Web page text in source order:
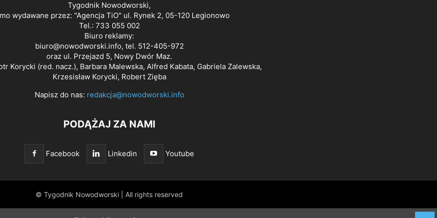
Tygodnik Nowodworski,
wydawane przez: "Agencja TiO" ul. Rynek 2, 05-120 Legionowo
Tel.: 733 055 002
Biuro reklamy:
biuro@nowodworski.info, tel. 512-405-972
oraz ul. Przejazd 5, Nowy Dwór Maz.
Korycki (red. nacz.), Barbara Malewska, Alfred Kabata, Gabriela Zalewska,
Krzesisław Korycki, Robert Zięba
Napisz do nas: redakcja@nowodworski.info
PODĄŻAJ ZA NAMI
Facebook Linkedin Youtube
© Tygodnik Nowodworski | All rights reserved